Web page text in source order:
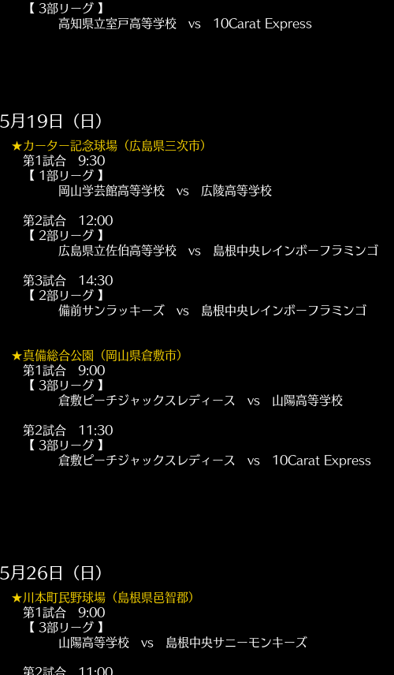
【 3部リーグ 】​
​ 高知県立室戸高等学校 vs 10Carat Express
5月19日（日）
★カーター記念球場（広島県三次市）
第1試合 9:30
【 1部リーグ 】
岡山学芸館高等学校 vs 広陵高等学校
第2試合 12:00
【 2部リーグ 】
広島県立佐伯高等学校 vs 島根中央レインボーフラミンゴ
第3試合 14:30
​ 【 2部リーグ 】
備前サンラッキーズ vs 島根中央レインボーフラミンゴ
★真備総合公園（岡山県倉敷市）
第1試合 9:00
【 3部リーグ 】
倉敷ピーチジャックスレディース vs 山陽高等学校
第2試合 11:30
【 3部リーグ 】
倉敷ピーチジャックスレディース vs 10Carat Express
5月26日（日）
★ 川本町民野球場（島根県邑智郡）
第1試合 9:00
【 3部リーグ 】
山陽高等学校 vs 島根中央サニーモンキーズ
第2試合 11:00